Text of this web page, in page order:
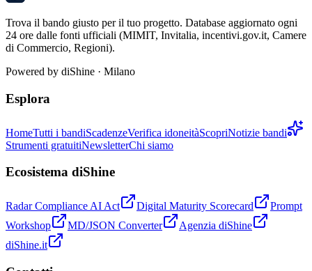
Trova il bando giusto per il tuo progetto. Database aggiornato ogni
24 ore dalle fonti ufficiali (MIMIT, Invitalia, incentivi.gov.it, Camere
di Commercio, Regioni).
Powered by diShine · Milano
Esplora
HomeTutti i bandiScadenzeVerifica idoneitàScopriNotizie bandi
Strumenti gratuitiNewsletterChi siamo
Ecosistema diShine
Radar Compliance AI Act Digital Maturity Scorecard
Prompt
Workshop
MD/JSON Converter
Agenzia diShine
diShine.it